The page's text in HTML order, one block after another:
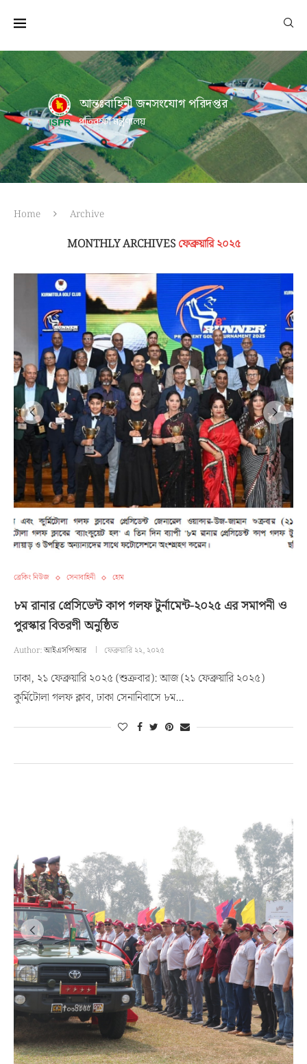
আন্তঃবাহিনী জনসংযোগ পরিদপ্তর
প্রতিরক্ষা মন্ত্রণালয়
Home Archive
MONTHLY ARCHIVES ফেব্রুয়ারি ২০২৫
ব্রেকিং নিউজ সেনাবাহিনী হোম
৮ম রানার প্রেসিডেন্ট কাপ গলফ টুর্নামেন্ট-২০২৫ এর সমাপনী ও
পুরস্কার বিতরণী অনুষ্ঠিত
Author:আইএসপিআর ফেব্রুয়ারি ২২, ২০২৫
ঢাকা, ২১ ফেব্রুয়ারি ২০২৫ (শুক্রবার): আজ (২১ ফেব্রুয়ারি ২০২৫)
কুর্মিটোলা গলফ ক্লাব, ঢাকা সেনানিবাসে ৮ম…